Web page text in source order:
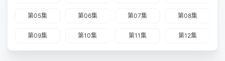
第05集 第06集 第07集 第08集
第09集 第10集 第11集 第12集